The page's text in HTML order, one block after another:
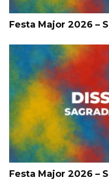
Festa Major 2026 –
Festa Major 2026 –